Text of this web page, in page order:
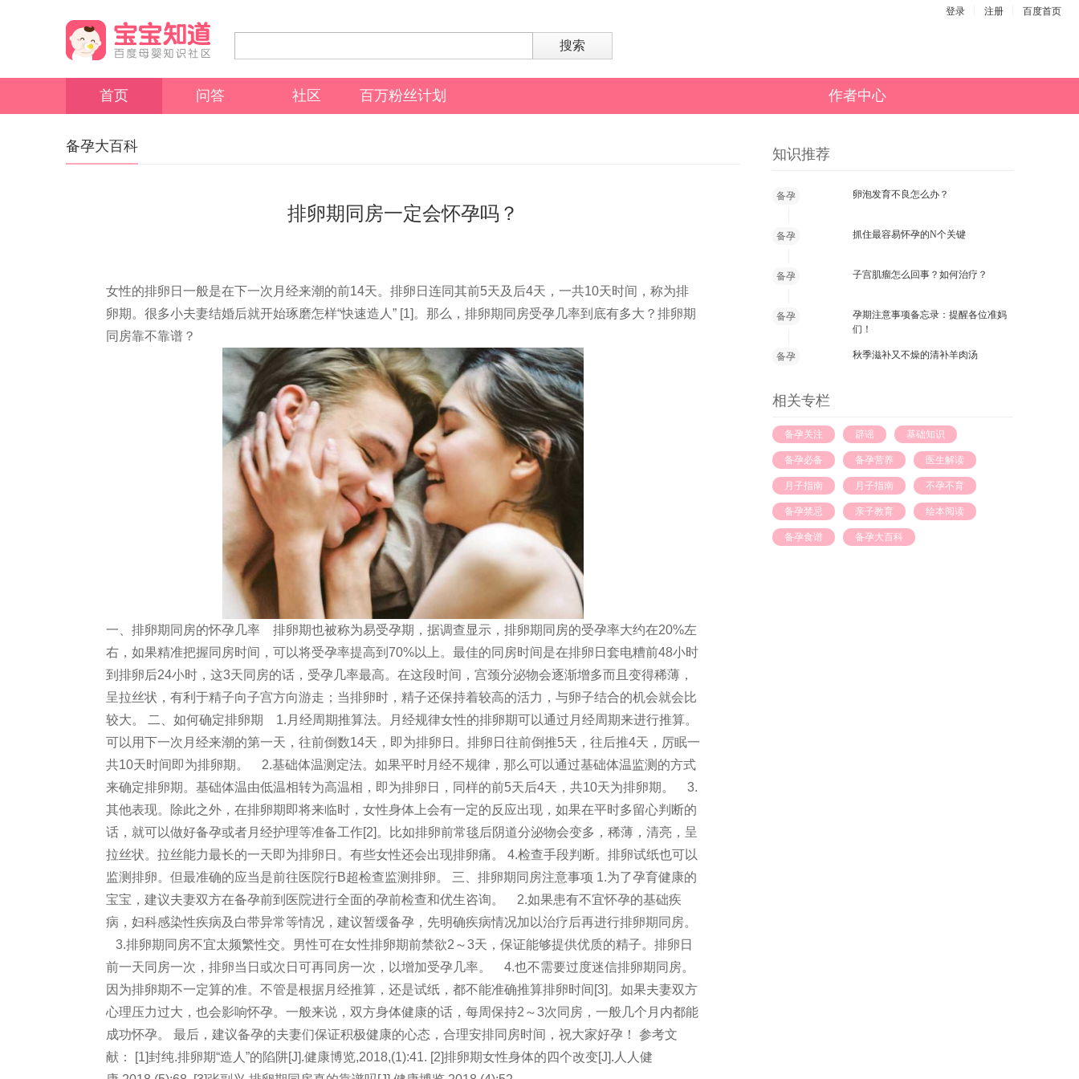
登录 注册 百度首页
搜索
首页 问答 社区 百万粉丝计划 作者中心
知识推荐
备孕 卵泡发育不良怎么办？
备孕 抓住最容易怀孕的N个关键
备孕 子宫肌瘤怎么回事？如何治疗？
备孕
孕期注意事项备忘录：提醒各位准妈
们！
备孕 秋季滋补又不燥的清补羊肉汤
相关专栏
备孕关注 辟谣 基础知识
备孕必备 备孕营养 医生解读
月子指南 月子指南 不孕不育
备孕禁忌 亲子教育 绘本阅读
备孕食谱 备孕大百科
备孕大百科
排卵期同房一定会怀孕吗？
女性的排卵日一般是在下一次月经来潮的前14天。排卵日连同其前5天及后4天，一共10天时间，称为排
卵期。很多小夫妻结婚后就开始琢磨怎样“快速造人” [1]。那么，排卵期同房受孕几率到底有多大？排卵期
同房靠不靠谱？
一、排卵期同房的怀孕几率 排卵期也被称为易受孕期，据调查显示，排卵期同房的受孕率大约在20%左
右，如果精准把握同房时间，可以将受孕率提高到70%以上。最佳的同房时间是在排卵日套电糟前48小时
到排卵后24小时，这3天同房的话，受孕几率最高。在这段时间，宫颈分泌物会逐渐增多而且变得稀薄，
呈拉丝状，有利于精子向子宫方向游走；当排卵时，精子还保持着较高的活力，与卵子结合的机会就会比
较大。 二、如何确定排卵期 1.月经周期推算法。月经规律女性的排卵期可以通过月经周期来进行推算。
可以用下一次月经来潮的第一天，往前倒数14天，即为排卵日。排卵日往前倒推5天，往后推4天，厉眠一
共10天时间即为排卵期。 2.基础体温测定法。如果平时月经不规律，那么可以通过基础体温监测的方式
来确定排卵期。基础体温由低温相转为高温相，即为排卵日，同样的前5天后4天，共10天为排卵期。 3.
其他表现。除此之外，在排卵期即将来临时，女性身体上会有一定的反应出现，如果在平时多留心判断的
话，就可以做好备孕或者月经护理等准备工作[2]。比如排卵前常毯后阴道分泌物会变多，稀薄，清亮，呈
拉丝状。拉丝能力最长的一天即为排卵日。有些女性还会出现排卵痛。 4.检查手段判断。排卵试纸也可以
监测排卵。但最准确的应当是前往医院行B超检查监测排卵。 三、排卵期同房注意事项 1.为了孕育健康的
宝宝，建议夫妻双方在备孕前到医院进行全面的孕前检查和优生咨询。 2.如果患有不宜怀孕的基础疾
病，妇科感染性疾病及白带异常等情况，建议暂缓备孕，先明确疾病情况加以治疗后再进行排卵期同房。
3.排卵期同房不宜太频繁性交。男性可在女性排卵期前禁欲2～3天，保证能够提供优质的精子。排卵日
前一天同房一次，排卵当日或次日可再同房一次，以增加受孕几率。 4.也不需要过度迷信排卵期同房。
因为排卵期不一定算的准。不管是根据月经推算，还是试纸，都不能准确推算排卵时间[3]。如果夫妻双方
心理压力过大，也会影响怀孕。一般来说，双方身体健康的话，每周保持2～3次同房，一般几个月内都能
成功怀孕。 最后，建议备孕的夫妻们保证积极健康的心态，合理安排同房时间，祝大家好孕！ 参考文
献： [1]封纯.排卵期“造人”的陷阱[J].健康博览,2018,(1):41. [2]排卵期女性身体的四个改变[J].人人健